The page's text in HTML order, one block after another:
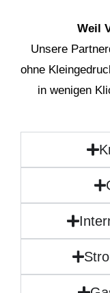
Weil
Unsere
ohne
in wenigen